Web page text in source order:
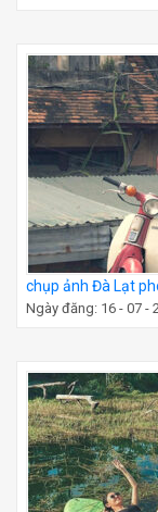
chụp ảnh Đà Lạt
Ngày đăng: 16 - 07 -